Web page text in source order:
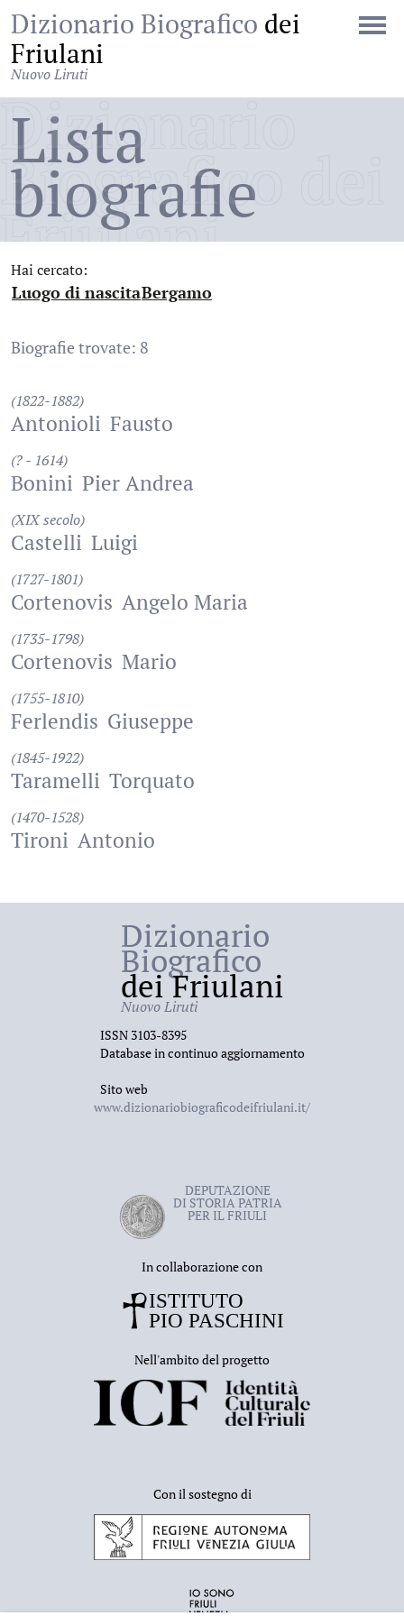
Dizionario Biografico dei
Friulani
Nuovo Liruti
Dizionario
Biografico dei
Friulani
Lista
biografie
Hai cercato:
Luogo di nascita
:Bergamo
Biografie trovate: 8
(1822-1882)
Antonioli Fausto
(? - 1614)
Bonini Pier Andrea
(XIX secolo)
Castelli Luigi
(1727-1801)
Cortenovis Angelo Maria
(1735-1798)
Cortenovis Mario
(1755-1810)
Ferlendis Giuseppe
(1845-1922)
Taramelli Torquato
(1470-1528)
Tironi Antonio
Dizionario
Biografico
dei Friulani
Nuovo Liruti
ISSN 3103-8395
Database in continuo aggiornamento
Sito web
www.dizionariobiograficodeifriulani.it/
DEPUTAZIONE
DI STORIA PATRIA
PER IL FRIULI
In collaborazione con
Nell'ambito del progetto
Con il sostegno di